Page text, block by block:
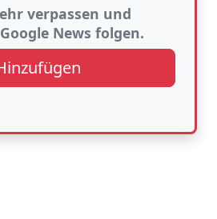
verpassen und
News folgen.